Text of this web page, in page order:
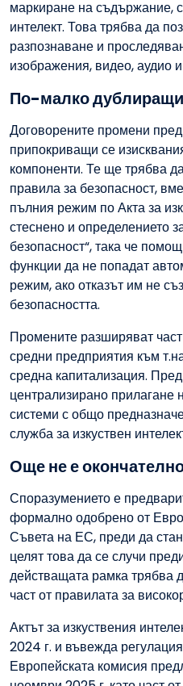
маркиране на съдържание,
интелект. Това трябва да
разпознаване и
изображения, видео, аудио и
По-малко
Договорените промени
припокриващи се
компоненти. Те ще трябва
правила за безопасност,
пълния режим по Акта за
стеснено и определението
безопасност“, така че
функции да не попадат
режим, ако отказът им не
безопасността.
Промените разширяват
средни предприятия към
средна капитализация.
централизирано прилагане
системи с общо
служба за изкуствен
Още не е
Споразумението е
формално одобрено от
Съвета на ЕС, преди да
целят това да се случи
действащата рамка трябва
част от правилата за
Актът за изкуствения
2024 г. и въвежда
Европейската комисия